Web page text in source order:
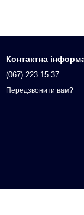
Контактна
(067) 223 15 37
Передзвонити вам?